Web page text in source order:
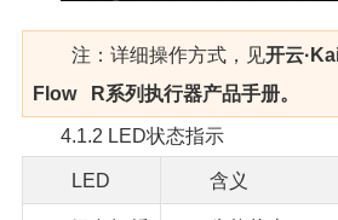
注：详细操作方式，见开云
Flow R系列执行器产品手册。
4.1.2 LED状态指示
LED 含义